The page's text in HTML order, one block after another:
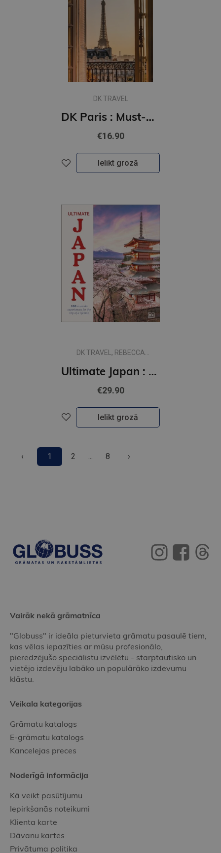
DK TRAVEL
DK Paris : Must-See Sights. Culture & History. Detailed Maps & Tours. Covers Champs-Elysees, Le Mara
€16.90
Ielikt grozā
DK TRAVEL, REBECCA
Ultimate Japan : 100 Must-do Experiences for the Trip of a Lifetime
€29.90
Ielikt grozā
‹ 1 2 8 ›
Vairāk nekā grāmatnīca
"Globuss" ir ideāla pieturvieta grāmatu pasaulē tiem,
kas vēlas iepazīties ar mūsu profesionālo,
pieredzējušo speciālistu izvēlētu - starptautisko un
vietējo izdevēju labāko un populārāko izdevumu
klāstu.
Veikala kategorijas
Grāmatu katalogs
E-grāmatu katalogs
Kancelejas preces
Noderīgā informācija
Kā veikt pasūtījumu
Iepirkšanās noteikumi
Klienta karte
Dāvanu kartes
Privātuma politika